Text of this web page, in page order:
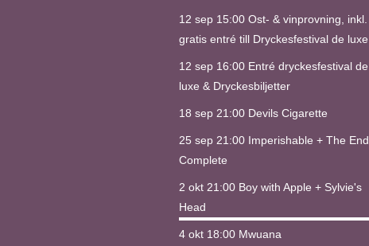
12 sep 15:00 Ost- & vinprovning, inkl.
gratis entré till Dryckesfestival de luxe
12 sep 16:00 Entré dryckesfestival de
luxe & Dryckesbiljetter
18 sep 21:00 Devils Cigarette
25 sep 21:00 Imperishable + The End
Complete
2 okt 21:00 Boy with Apple + Sylvie's
Head
4 okt 18:00 Mwuana